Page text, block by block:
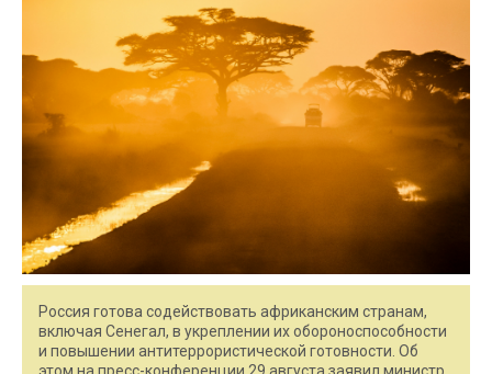
Россия готова содействовать африканским странам,
включая Сенегал, в укреплении их обороноспособности
и повышении антитеррористической готовности. Об